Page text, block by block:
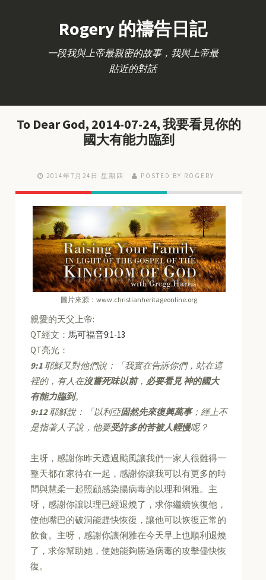
Rogery 的禱告日記
一段我與上帝最親密的故事，我與上帝最
貼近的對話
To Dear God, 2014-07-24, 我要看見你的
國大有能力臨到
2014年7月24日 星期四 POSTED BY ROGERY
圖片來源：www.christianheritageonline.org
親愛的天父上帝:
QT經文：馬可福音9:1-13
QT亮光：
9:1耶穌又對他們說：「我實在告訴你們，站在這
裡的，有人在沒嘗死味以前， 必要看見 神的國大
有能力臨到。
9:12耶穌說：「以利亞固然先來復興萬事；經上不
是指著人子說，他要受許多的苦被人輕慢呢？
主呀，感謝你昨天透過颱風讓我們一家人很難得一
整天都在家待在一起，感謝你讓我可以有更多的時
間與慧柔一起照顧感染腸病毒的以理和俐雅。主
呀，感謝你讓以理已經退燒了，求你繼續恢復他，
使他嘴巴的破洞能趕快恢復，讓他可以恢復正常的
飲食。主呀，感謝你讓俐雅在今天早上也順利退燒
了，求你幫助她，使她能夠勝過病毒的攻擊儘快恢
復。